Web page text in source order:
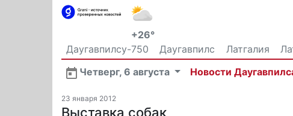
+26°
Даугавпилсу-750 Даугавпилс Латгалия
Общество
Четверг, 6 августа Новости
23 января 2012
Выставка собак